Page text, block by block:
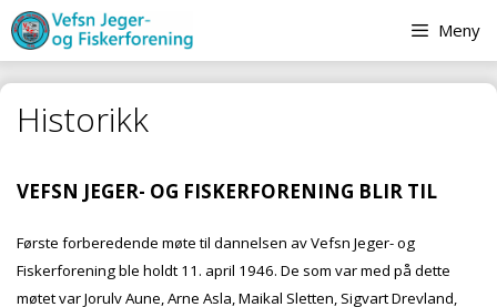
Hopp
til
innhold
Meny
Historikk
VEFSN JEGER- OG FISKERFORENING BLIR TIL
Første forberedende møte til dannelsen av Vefsn Jeger- og
Fiskerforening ble holdt 11. april 1946. De som var med på dette
møtet var Jorulv Aune, Arne Asla, Maikal Sletten, Sigvart Drevland,